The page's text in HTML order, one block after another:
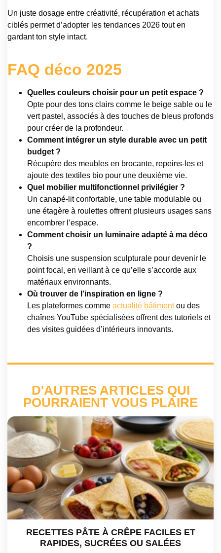
Un juste dosage entre créativité, récupération et achats
ciblés permet d’adopter les tendances 2026 tout en
gardant ton style intact.
FAQ déco 2025
Quelles couleurs choisir pour un petit espace ?
Opte pour des tons clairs comme le beige sable ou le
vert pastel, associés à des touches de bleus profonds
pour créer de la profondeur.
Comment intégrer un style durable avec un petit
budget ?
Récupère des meubles en brocante, repeins-les et
ajoute des textiles bio pour une deuxième vie.
Quel mobilier multifonctionnel privilégier ?
Un canapé-lit confortable, une table modulable ou
une étagère à roulettes offrent plusieurs usages sans
encombrer l’espace.
Comment choisir un luminaire adapté à ma déco
?
Choisis une suspension sculpturale pour devenir le
point focal, en veillant à ce qu’elle s’accorde aux
matériaux environnants.
Où trouver de l’inspiration en ligne ?
Les plateformes comme actualité bâtimentou des
chaînes YouTube spécialisées offrent des tutoriels et
des visites guidées d’intérieurs innovants.
D'AUTRES ARTICLES QUI
POURRAIENT VOUS PLAIRE
RECETTES PÂTE À CRÊPE FACILES ET
RAPIDES, SUCRÉES OU SALÉES